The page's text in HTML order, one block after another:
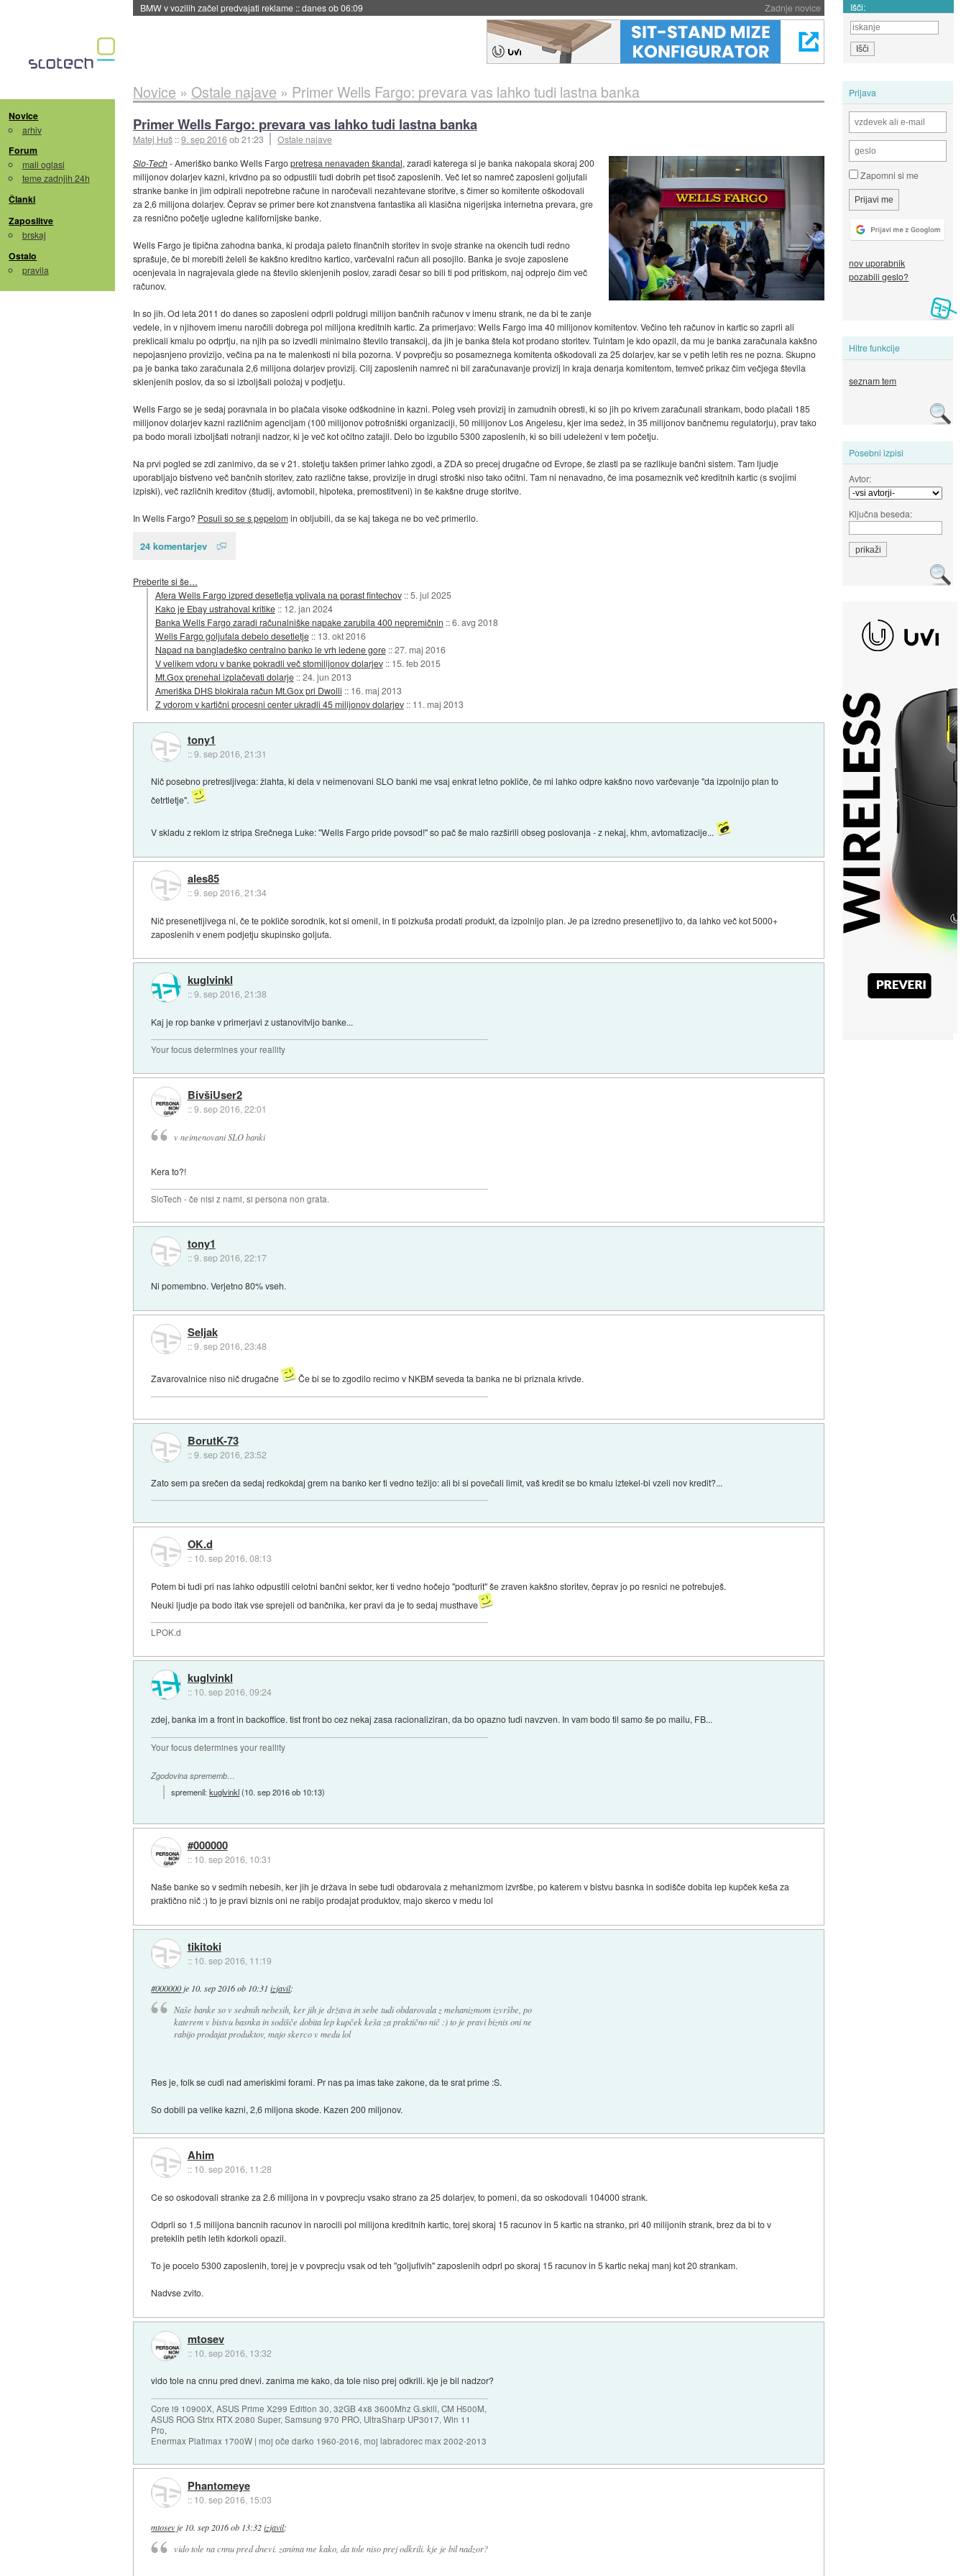
Zadnje novice
BMW v vozilih začel predvajati reklame ::danes ob 06:09 Išči:
Novice
arhiv
Forum
mali oglasi
teme zadnjih 24h
Članki
Zaposlitve
brskaj
Ostalo
pravila
Prijava
Zapomni si me
nov uporabnik
pozabili geslo?
Hitre funkcije
seznam tem
Posebni izpisi
Avtor:
Ključna beseda:
Novice » Ostale najave » Primer Wells Fargo: prevara vas lahko tudi lastna banka
Primer Wells Fargo: prevara vas lahko tudi lastna banka
Matej Huš ::9. sep 2016ob 21:23
Ostale najave
Slo-Tech- Ameriško banko Wells Fargopretresa nenavaden škandal, zaradi katerega si je banka nakopala skoraj 200
milijonov dolarjev kazni, krivdno pa so odpustili tudi dobrih pet tisoč zaposlenih. Več let so namreč zaposleni goljufali
stranke banke in jim odpirali nepotrebne račune in naročevali nezahtevane storitve, s čimer so komitente oškodovali
za 2,6 milijona dolarjev. Čeprav se primer bere kot znanstvena fantastika ali klasična nigerijska internetna prevara, gre
za resnično početje ugledne kalifornijske banke.
Wells Fargo je tipična zahodna banka, ki prodaja paleto finančnih storitev in svoje stranke na okencih tudi redno
sprašuje, če bi morebiti želeli še kakšno kreditno kartico, varčevalni račun ali posojilo. Banka je svoje zaposlene
ocenjevala in nagrajevala glede na število sklenjenih poslov, zaradi česar so bili ti pod pritiskom, naj odprejo čim več
računov.
In so jih. Od leta 2011 do danes so zaposleni odprli poldrugi milijon bančnih računov v imenu strank, ne da bi te zanje
vedele, in v njihovem imenu naročili dobrega pol milijona kreditnih kartic. Za primerjavo: Wells Fargo ima 40 milijonov komitentov. Večino teh računov in kartic so zaprli ali
preklicali kmalu po odprtju, na njih pa so izvedli minimalno število transakcij, da jih je banka štela kot prodano storitev. Tuintam je kdo opazil, da mu je banka zaračunala kakšno
nepojasnjeno provizijo, večina pa na te malenkosti ni bila pozorna. V povprečju so posameznega komitenta oškodovali za 25 dolarjev, kar se v petih letih res ne pozna. Skupno
pa je banka tako zaračunala 2,6 milijona dolarjev provizij. Cilj zaposlenih namreč ni bil zaračunavanje provizij in kraja denarja komitentom, temveč prikaz čim večjega števila
sklenjenih poslov, da so si izboljšali položaj v podjetju.
Wells Fargo se je sedaj poravnala in bo plačala visoke odškodnine in kazni. Poleg vseh provizij in zamudnih obresti, ki so jih po krivem zaračunali strankam, bodo plačali 185
milijonov dolarjev kazni različnim agencijam (100 milijonov potrošniški organizaciji, 50 milijonov Los Angelesu, kjer ima sedež, in 35 milijonov bančnemu regulatorju), prav tako
pa bodo morali izboljšati notranji nadzor, ki je več kot očitno zatajil. Delo bo izgubilo 5300 zaposlenih, ki so bili udeleženi v tem početju.
Na prvi pogled se zdi zanimivo, da se v 21. stoletju takšen primer lahko zgodi, a ZDA so precej drugačne od Evrope, še zlasti pa se razlikuje bančni sistem. Tam ljudje
uporabljajo bistveno več bančnih storitev, zato različne takse, provizije in drugi stroški niso tako očitni. Tam ni nenavadno, če ima posameznik več kreditnih kartic (s svojimi
izpiski), več različnih kreditov (študij, avtomobil, hipoteka, premostitveni) in še kakšne druge storitve.
In Wells Fargo? Posuli so se s pepelomin obljubili, da se kaj takega ne bo več primerilo.
24 komentarjev
Preberite si še…
Afera Wells Fargo izpred desetletja vplivala na porast fintechov ::5. jul 2025
Kako je Ebay ustrahoval kritike :: 12. jan 2024
Banka Wells Fargo zaradi računalniške napake zarubila 400 nepremičnin ::6. avg 2018
Wells Fargo goljufala debelo desetletje :: 13. okt 2016
Napad na bangladeško centralno banko le vrh ledene gore ::27. maj 2016
V velikem vdoru v banke pokradli več stomilijonov dolarjev :: 15. feb 2015
Mt.Gox prenehal izplačevati dolarje ::24. jun 2013
Ameriška DHS blokirala račun Mt.Gox pri Dwolli :: 16. maj 2013
Z vdorom v kartični procesni center ukradli 45 milijonov dolarjev :: 11. maj 2013
tony1
::9. sep 2016, 21:31
Nič posebno pretresljivega: žlahta, ki dela v neimenovani SLO banki me vsaj enkrat letno pokliče, če mi lahko odpre kakšno novo varčevanje "da izpolnijo plan to
četrtletje".
V skladu z reklom iz stripa Srečnega Luke: "Wells Fargo pride povsod!" so pač še malo razširili obseg poslovanja - z nekaj, khm, avtomatizacije...
ales85
::9. sep 2016, 21:34
Nič presenetljivega ni, če te pokliče sorodnik, kot si omenil, in ti poizkuša prodati produkt, da izpolnijo plan. Je pa izredno presenetljivo to, da lahko več kot 5000+
zaposlenih v enem podjetju skupinsko goljufa.
kuglvinkl
::9. sep 2016, 21:38
Kaj je rop banke v primerjavi z ustanovitvijo banke...
Your focus determines your reallity
BivšiUser2
::9. sep 2016, 22:01
v neimenovani SLO banki
Kera to?!
SloTech - če nisi z nami, si persona non grata.
tony1
::9. sep 2016, 22:17
Ni pomembno. Verjetno 80% vseh.
Seljak
::9. sep 2016, 23:48
Zavarovalnice niso nič drugačne Če bi se to zgodilo recimo v NKBM seveda ta banka ne bi priznala krivde.
BorutK-73
::9. sep 2016, 23:52
Zato sem pa srečen da sedaj redkokdaj grem na banko ker ti vedno težijo: ali bi si povečali limit, vaš kredit se bo kmalu iztekel-bi vzeli nov kredit?...
OK.d
:: 10. sep 2016, 08:13
Potem bi tudi pri nas lahko odpustili celotni bančni sektor, ker ti vedno hočejo "podturit" še zraven kakšno storitev, čeprav jo po resnici ne potrebuješ.
Neuki ljudje pa bodo itak vse sprejeli od bančnika, ker pravi da je to sedaj musthave
LPOK.d
kuglvinkl
:: 10. sep 2016, 09:24
zdej, banka im a front in backoffice. tist front bo cez nekaj zasa racionaliziran, da bo opazno tudi navzven. In vam bodo til samo še po mailu, FB...
Your focus determines your reallity
Zgodovina sprememb…
spremenil:kuglvinkl(10. sep 2016 ob 10:13)
#000000
:: 10. sep 2016, 10:31
Naše banke so v sedmih nebesih, ker jih je država in sebe tudi obdarovala z mehanizmom izvršbe, po katerem v bistvu basnka in sodišče dobita lep kupček keša za
praktično nič :) to je pravi biznis oni ne rabijo prodajat produktov, majo skerco v medu lol
tikitoki
:: 10. sep 2016, 11:19
#000000 je 10. sep 2016 ob 10:31 izjavil:
Naše banke so v sedmih nebesih, ker jih je država in sebe tudi obdarovala z mehanizmom izvršbe, po
katerem v bistvu basnka in sodišče dobita lep kupček keša za praktično nič :) to je pravi biznis oni ne
rabijo prodajat produktov, majo skerco v medu lol
Res je, folk se cudi nad ameriskimi forami. Pr nas pa imas take zakone, da te srat prime :S.
So dobili pa velike kazni, 2,6 miljona skode. Kazen 200 miljonov.
Ahim
:: 10. sep 2016, 11:28
Ce so oskodovali stranke za 2.6 milijona in v povprecju vsako strano za 25 dolarjev, to pomeni, da so oskodovali 104000 strank.
Odprli so 1.5 milijona bancnih racunov in narocili pol milijona kreditnih kartic, torej skoraj 15 racunov in 5 kartic na stranko, pri 40 milijonih strank, brez da bi to v
preteklih petih letih kdorkoli opazil.
To je pocelo 5300 zaposlenih, torej je v povprecju vsak od teh "goljufivih" zaposlenih odprl po skoraj 15 racunov in 5 kartic nekaj manj kot 20 strankam.
Nadvse zvito.
mtosev
:: 10. sep 2016, 13:32
vido tole na cnnu pred dnevi. zanima me kako, da tole niso prej odkrili. kje je bil nadzor?
Core i9 10900X, ASUS Prime X299 Edition 30, 32GB 4x8 3600Mhz G.skill, CM H500M,
ASUS ROG Strix RTX 2080 Super, Samsung 970 PRO, UltraSharp UP3017, Win 11
Pro,
Enermax Platimax 1700W | moj oče darko 1960-2016, moj labradorec max 2002-2013
Phantomeye
:: 10. sep 2016, 15:03
mtosev je 10. sep 2016 ob 13:32 izjavil:
vido tole na cnnu pred dnevi. zanima me kako, da tole niso prej odkrili. kje je bil nadzor?